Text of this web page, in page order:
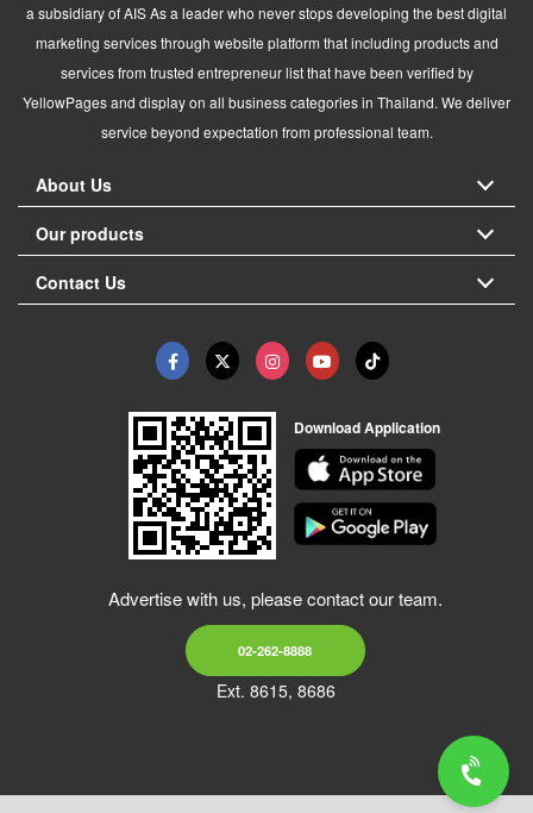
a subsidiary of AIS As a leader who never stops developing the best digital
marketing services through website platform that including products and
services from trusted entrepreneur list that have been verified by
YellowPages and display on all business categories in Thailand. We deliver
service beyond expectation from professional team.
About Us
Our products
Contact Us
Download Application
Advertise with us, please contact our team.
02-262-8888
Ext. 8615, 8686